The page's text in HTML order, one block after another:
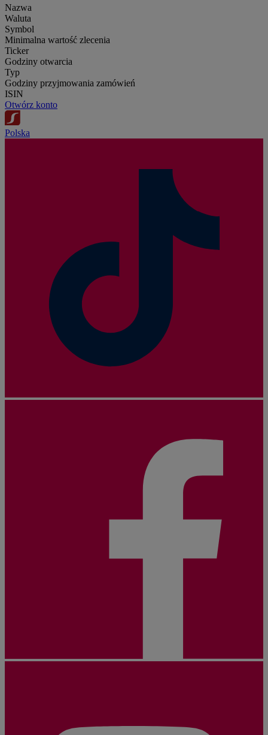
Nazwa
Waluta
Symbol
Minimalna wartość zlecenia
Ticker
Godziny otwarcia
Typ
Godziny przyjmowania zamówień
ISIN
Otwórz konto
Polska